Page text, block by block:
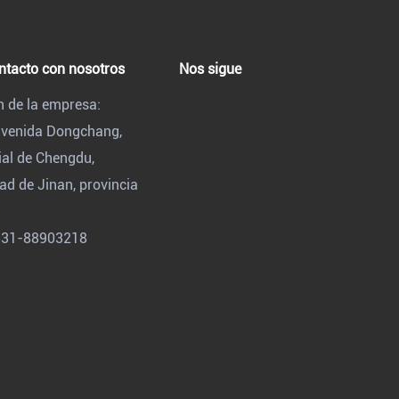
con nosotros
de la empresa:
Dongchang,
de Chengdu,
de Jinan, provincia
88903218
Nos sigue